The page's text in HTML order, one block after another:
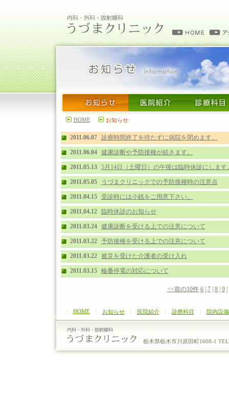
HOME お知らせ
2011.06.07 診療時間終了を待たずに病院を閉めます。
2011.06.04 健康診断や予防接種が続きます。
2011.05.13 5月14日（土曜日）の午後は臨時休診にします
2011.05.05 うづまクリニックでの予防接種時の注意点
2011.04.15 受診時には小銭をご用意下さい。
2011.04.12 臨時休診のお知らせ
2011.03.24 健康診断を受ける上での注意について
2011.03.22 予防接種を受ける上での注意について
2011.03.22 被災を受けた介護者の受け入れ
2011.03.15 輪番停電の対応について
<<前の10件 6 7 8 9
HOME| お知らせ| 医院紹介| 診療科目 院内設備
栃木県栃木市川原田町1608-1